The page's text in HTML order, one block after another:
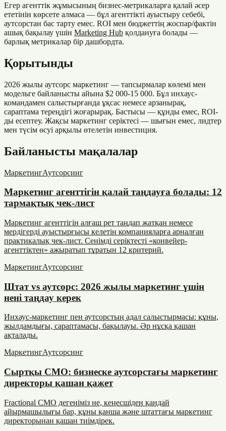
Егер агенттік жұмысының бизнес-метрикаларға қалай әсер
ететінін көрсете алмаса — бұл агенттікті ауыстыру себебі,
аутсорстан бас тарту емес. ROI мен бюджеттің жоспар/фактін
ашық бақылау үшін Marketing Hub қолдануға болады —
барлық метрикалар бір дашбордта.
Қорытынды
2026 жылы аутсорс маркетинг — тапсырмалар көлемі мен
модельге байланысты айына $2 000-15 000. Бұл инхаус-
командамен салыстырғанда ұқсас немесе арзанырақ,
сараптама тереңдігі жоғарырақ. Бастысы — құнды емес, ROI-
ды есептеу. Жақсы маркетинг серіктесі — шығын емес, лидтер
мен түсім өсуі арқылы өтелетін инвестиция.
Байланысты мақалалар
МаркетингАутсорсинг
Маркетинг агенттігін қалай таңдауға болады: 12
тармақтық чек-лист
Маркетинг агенттігін алғаш рет таңдап жатқан немесе
мердігерді ауыстырғысы келетін компанияларға арналған
практикалық чек-лист. Сенімді серіктесті «конвейер-
агенттіктен» ажыратып тұратын 12 критерий.
МаркетингАутсорсинг
Штат vs аутсорс: 2026 жылы маркетинг үшін
нені таңдау керек
Инхаус-маркетинг пен аутсорстың адал салыстырмасы: құны,
жылдамдығы, сараптамасы, бақылауы. Әр нұсқа қашан
ақталады.
МаркетингАутсорсинг
Сыртқы CMO: бизнеске аутсорстағы маркетинг
директоры қашан қажет
Fractional CMO дегеніміз не, кеңесшіден қандай
айырмашылығы бар, құны қанша және штаттағы маркетинг
директорынан қашан тиімдірек.